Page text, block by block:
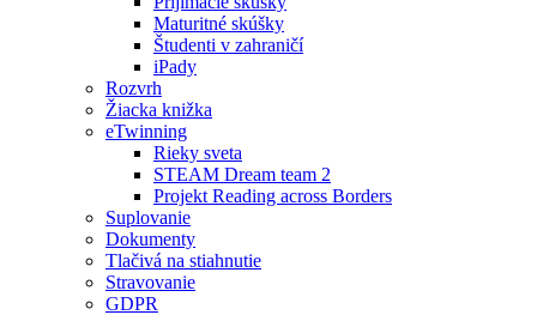
Maturitné skúšky
Študenti v zahraničí
iPady
Rozvrh
Žiacka knižka
eTwinning
Rieky sveta
STEAM Dream team 2
Projekt Reading across Borders
Suplovanie
Dokumenty
Tlačivá na stiahnutie
Stravovanie
GDPR